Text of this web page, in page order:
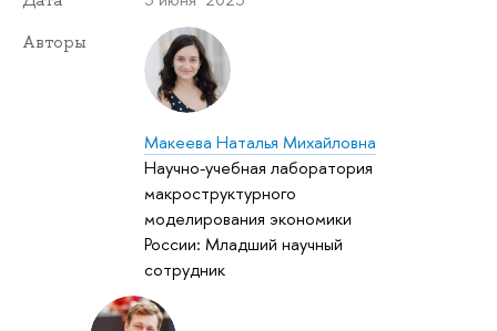
Авторы
Макеева Наталья Михайловна
Научно-учебная лаборатория
макроструктурного
моделирования экономики
России: Младший научный
сотрудник